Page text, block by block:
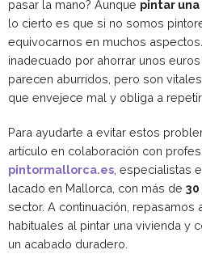
pasar la mano? Aunque pintar
lo cierto es que si no somos
equivocarnos en muchos
inadecuado por ahorrar unos
parecen aburridos, pero son
que envejece mal y obliga a
Para ayudarte a evitar estos
artículo en colaboración con
pintormallorca.es , especialistas
lacado en Mallorca, con más de
sector. A continuación,
habituales al pintar una vivienda y
un acabado duradero.